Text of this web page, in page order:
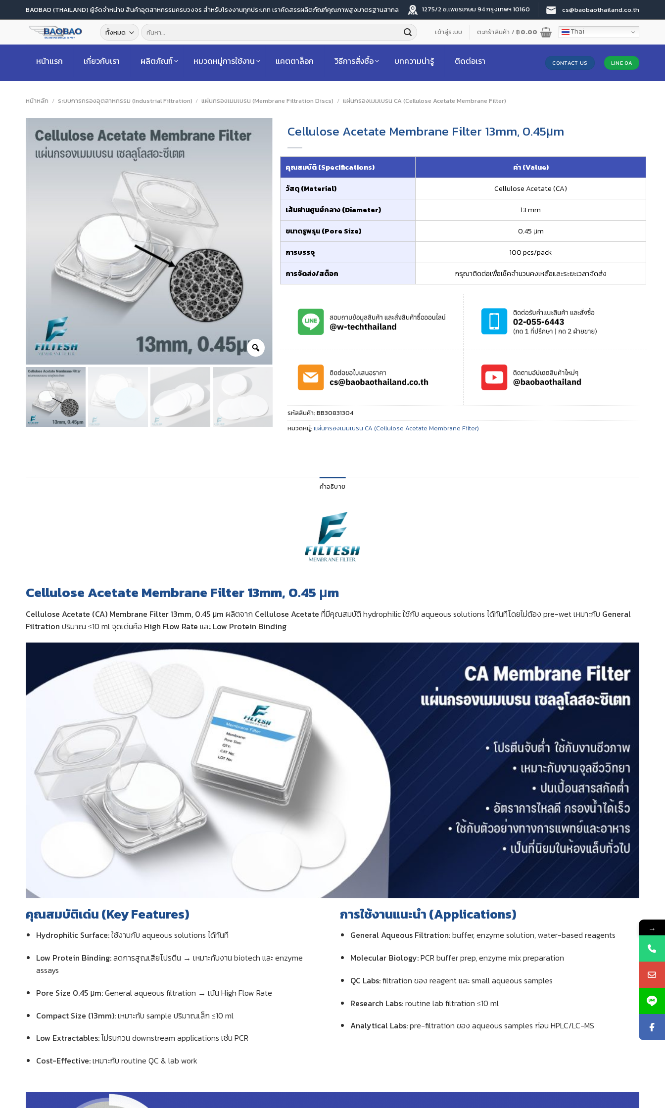
ไป
เนื้อหา
BAOBAO (THAILAND) ผู้จัดจำหน่าย สินค้าอุตสาหกรรมครบวงจร สำหรับโรงงานทุกประเภท เราคัดสรรผลิตภัณฑ์คุณภาพสูงมาตรฐานสากล 1275/2 ซ.เพชรเกษม 94 กรุงเทพฯ 10160 cs@baobaothailand.co.th
ค้นหา: เข้าสู่ระบบ ตะกร้าสินค้า /฿0.00 Thai
หน้าแรก เกี่ยวกับเรา ผลิตภัณฑ์ หมวดหมู่การใช้งาน แคตตาล็อก วิธีการสั่งซื้อ บทความน่ารู้ ติดต่อเรา CONTACT US LINE OA
หน้าหลัก / ระบบการกรองอุตสาหกรรม (Industrial Filtration) / แผ่นกรองเมมเบรน (Membrane Filtration Discs) / แผ่นกรองเมมเบรน CA (Cellulose Acetate Membrane Filter)
Cellulose Acetate Membrane Filter 13mm, 0.45μm
คุณสมบัติ (Specifications)
ค่า (Value)
วัสดุ (Material)
Cellulose Acetate (CA)
เส้นผ่านศูนย์กลาง (Diameter)
13 mm
ขนาดรูพรุน (Pore Size)
0.45 μm
การบรรจุ
100 pcs/pack
การจัดส่ง/สต็อก
กรุณาติดต่อเพื่อเช็คจำนวนคงเหลือและระยะเวลาจัดส่ง
รหัสสินค้า:BB30831304
หมวดหมู่:แผ่นกรองเมมเบรน CA (Cellulose Acetate Membrane Filter)
คำอธิบาย
Cellulose Acetate Membrane Filter 13mm, 0.45 μm
Cellulose Acetate (CA) Membrane Filter 13mm, 0.45 μm ผลิตจาก Cellulose Acetate ที่มีคุณสมบัติ hydrophilic ใช้กับ aqueous solutions ได้ทันทีโดยไม่ต้อง pre-wet เหมาะกับ General
Filtration ปริมาณ ≤10 ml จุดเด่นคือ High Flow Rate และ Low Protein Binding
คุณสมบัติเด่น (Key Features)
Hydrophilic Surface:ใช้งานกับ aqueous solutions ได้ทันที
Low Protein Binding:ลดการสูญเสียโปรตีน → เหมาะกับงาน biotech และ enzyme
assays
Pore Size 0.45 μm:General aqueous filtration → เน้น High Flow Rate
Compact Size (13mm):เหมาะกับ sample ปริมาณเล็ก ≤10 ml
Low Extractables:ไม่รบกวน downstream applications เช่น PCR
Cost-Effective:เหมาะกับ routine QC & lab work
การใช้งานแนะนำ (Applications)
General Aqueous Filtration:buffer, enzyme solution, water-based reagents
Molecular Biology:PCR buffer prep, enzyme mix preparation
QC Labs:filtration ของ reagent และ small aqueous samples
Research Labs:routine lab filtration ≤10 ml
Analytical Labs:pre-filtration ของ aqueous samples ก่อน HPLC/LC-MS
→